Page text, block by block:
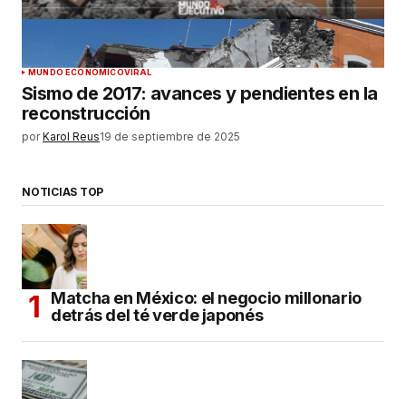
MUNDO ECONÓMICOVIRAL
Sismo de 2017: avances y pendientes en la
reconstrucción
por Karol Reus19 de septiembre de 2025
NOTICIAS TOP
Matcha en México: el negocio millonario
detrás del té verde japonés